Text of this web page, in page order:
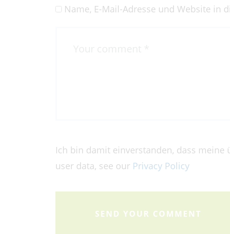
Name, E-Mail-Adresse und Website in
Ich bin damit einverstanden, dass
user data, see our Privacy Policy